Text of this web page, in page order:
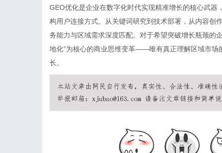
GEO优化是企业在数字化时代实现精准增长的核心武
构用户连接方式。从关键词研究到技术部署，从内容创
务能力与区域需求深度匹配。对于希望突破增长瓶颈的
地化”为核心的商业思维变革——唯有真正理解区域市场
长。